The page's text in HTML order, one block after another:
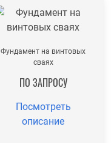
Фундамент на винтовых
сваях
ПО ЗАПРОСУ
Посмотреть
описание